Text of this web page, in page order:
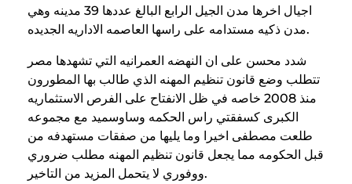
اجيال اخرها مدن الجيل الرابع البالغ عددها 39 مدينه وهي
مدن ذكيه مستدامه على راسها العاصمه الاداريه الجديده.
شدد محسن على ان النهضه العمرانيه التي تشهدها مصر
تتطلب وضع قانون تنظيم المهنه الذي طالب بها المطورون
منذ 2008 خاصه في ظل الانفتاح على الفرص الاستثماريه
الكبرى كسفقتي راس الحكمه وساوسميد مع مجموعه
طلعت مصطفى اخيرا وما يليها من صفقات مستهدفه من
قبل الحكومه مما يجعل قانون تنظيم المهنه مطلب ضروري
ووفوري لا يتحمل المزيد من التاخير.